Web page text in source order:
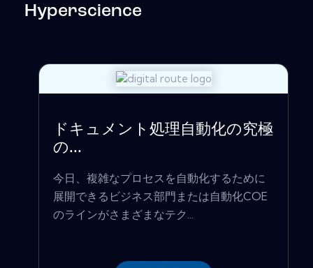
Hyperscience
ドキュメント処理自動化の究極
の...
今日、複雑なプロセスを自動化するために
展開できるビジネス部門または自動化COE
のラインがさまざまなテク...